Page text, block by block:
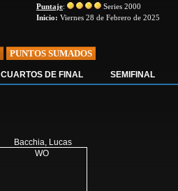
Puntaje:
Series 2000
Inicio: Viernes 28 de Febrero de 2025
PUNTOS SUMADOS
CUARTOS DE FINAL
Bacchia, Lucas
WO
SEMIFINAL